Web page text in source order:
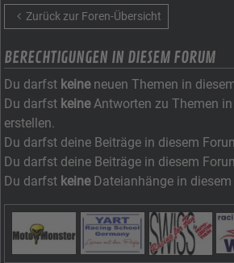
Zurück zur Foren-Übersicht
BERECHTIGUNGEN IN DIESEM FORUM
Du darfst keineneuen Themen in
Du darfst keineAntworten zu Themen
erstellen.
Du darfst deine Beiträge in diesem
Du darfst deine Beiträge in diesem
Du darfst keineDateianhänge in diesem